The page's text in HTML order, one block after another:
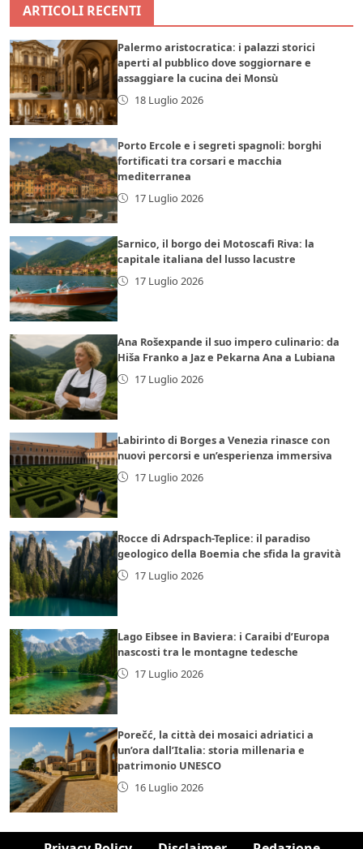
ARTICOLI RECENTI
Palermo aristocratica: i palazzi storici
aperti al pubblico dove soggiornare e
assaggiare la cucina dei Monsù
18 Luglio 2026
Porto Ercole e i segreti spagnoli: borghi
fortificati tra corsari e macchia
mediterranea
17 Luglio 2026
Sarnico, il borgo dei Motoscafi Riva: la
capitale italiana del lusso lacustre
17 Luglio 2026
Ana Rošexpande il suo impero culinario: da
Hiša Franko a Jaz e Pekarna Ana a Lubiana
17 Luglio 2026
Labirinto di Borges a Venezia rinasce con
nuovi percorsi e un’esperienza immersiva
17 Luglio 2026
Rocce di Adrspach-Teplice: il paradiso
geologico della Boemia che sfida la gravità
17 Luglio 2026
Lago Eibsee in Baviera: i Caraibi d’Europa
nascosti tra le montagne tedesche
17 Luglio 2026
Porečć, la città dei mosaici adriatici a
un’ora dall’Italia: storia millenaria e
patrimonio UNESCO
16 Luglio 2026